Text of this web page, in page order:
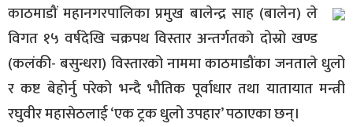
काठमाडौं महानगरपालिका प्रमुख बालेन्द्र साह (बालेन) ले
विगत १५ वर्षदेखि चक्रपथ विस्तार अन्तर्गतकाे दोस्रो खण्ड
(कलंकी- बसुन्धरा) विस्तारको नाममा काठमाडौंका जनताले धुलो
र कष्ट बेहोर्नु परेको भन्दै भौतिक पूर्वाधार तथा यातायात मन्त्री
रघुवीर महासेठलाई ‘एक ट्रक धुलो उपहार’ पठाएका छन्।